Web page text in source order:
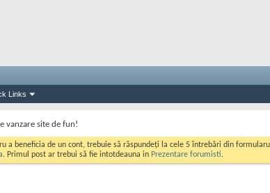
Links
vanzare site de fun!
a beneficia de un cont, trebuie să răspundeți la cele 5 întrebări din
. Primul post ar trebui să fie intotdeauna in Prezentare forumisti.